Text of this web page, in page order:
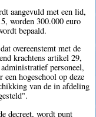
aangevuld met een lid,
worden 300.000 euro
bepaald.
overeenstemt met de
krachtens artikel 29,
personeel,
hogeschool op deze
van de in afdeling
decreet, wordt punt